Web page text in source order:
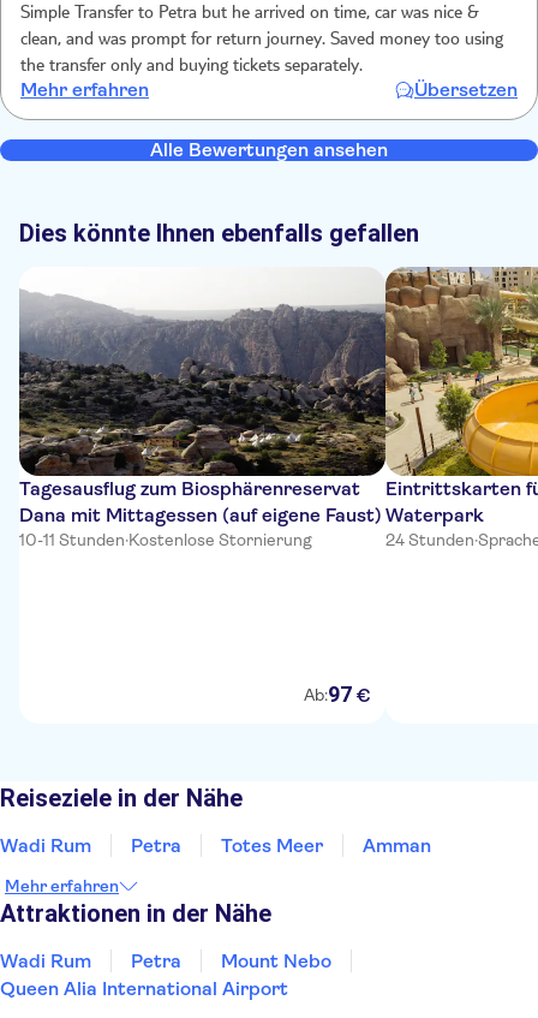
Simple Transfer to Petra but he arrived on time, car was nice &
clean, and was prompt for return journey. Saved money too using
the transfer only and buying tickets separately.
Mehr erfahren Übersetzen
Alle Bewertungen ansehen
Dies könnte Ihnen ebenfalls gefallen
Tagesausflug zum Biosphärenreservat
Dana mit Mittagessen (auf eigene Faust)
10-11 Stunden·Kostenlose Stornierung
Ab:97 €
Eintrittskarten
Waterpark
24 Stunden·
Reiseziele in der Nähe
Wadi Rum Petra Totes Meer Amman
Mehr erfahren
Attraktionen in der Nähe
Wadi Rum Petra
Mount Nebo
Queen Alia International Airport